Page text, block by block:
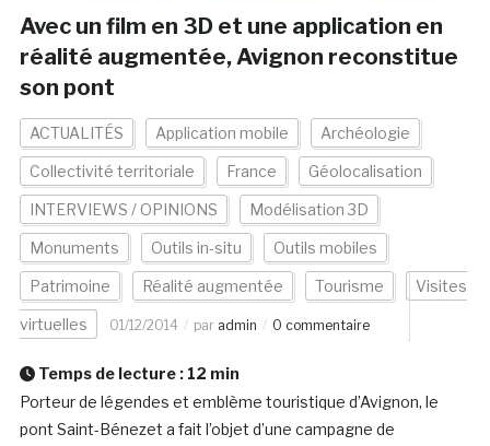
Avec un film en 3D et une application en
réalité augmentée, Avignon reconstitue
son pont
ACTUALITÉS Application mobile Archéologie
Collectivité territoriale France Géolocalisation
INTERVIEWS / OPINIONS Modélisation 3D
Monuments Outils in-situ Outils mobiles
Patrimoine Réalité augmentée Tourisme Visites
virtuelles 01/12/2014 par admin 0 commentaire
Temps de lecture : 12 min
Porteur de légendes et emblème touristique d’Avignon, le
pont Saint-Bénezet a fait l’objet d’une campagne de